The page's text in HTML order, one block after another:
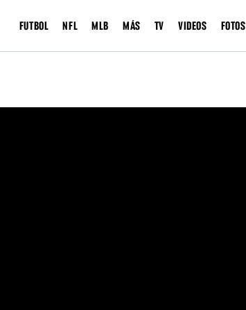
FUTBOL NFL MLB MÁS TV VIDEOS FOTOS